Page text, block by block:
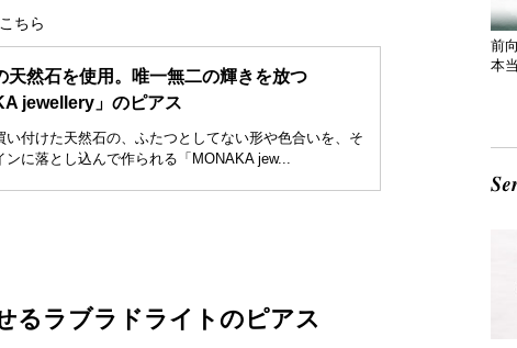
ちら
天然石を使用。唯一無二の輝きを放つ
jewellery」のピアス
い付けた天然石の、ふたつとしてない形や色合いを、そ
ンに落とし込んで作られる「MONAKA jew...
るラブラドライトのピアス
前
本